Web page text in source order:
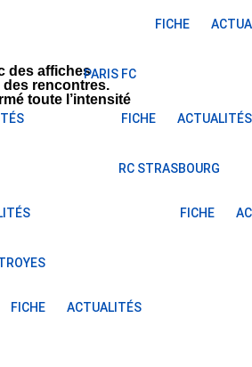
FICHE
PARIS FC
FICHE ACTUALITÉS
RC STRASBOURG
FICHE
FICHE ACTUALITÉS
des affiches
des rencontres.
toute l’intensité